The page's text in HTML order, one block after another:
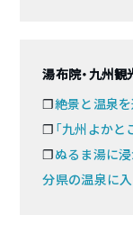
湯布院・九州
❐絶景と温泉
❐ 「九州よかと
❐ぬるま湯に
分県の温泉に